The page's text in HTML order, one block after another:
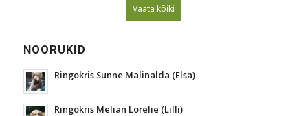
Vaata kõiki
NOORUKID
Ringokris Sunne Malinalda (Elsa)
Ringokris Melian Lorelie (Lilli)